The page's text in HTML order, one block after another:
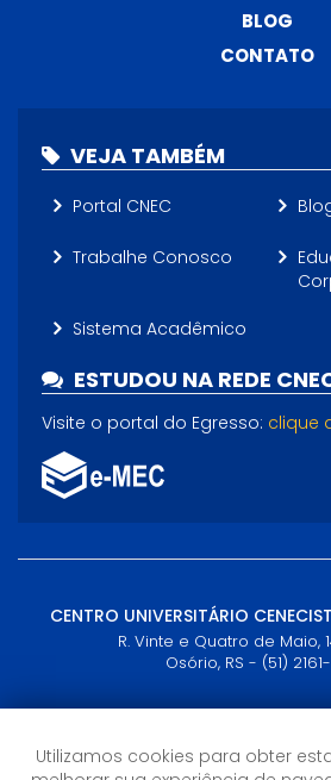
BLOG
CONTATO
VEJA TAMBÉM
Portal CNEC
Trabalhe Conosco
Sistema Acadêmico
ESTUDOU NA REDE
Visite o portal do Egresso: clique
CENTRO UNIVERSITÁRIO
R. Vinte e Quatro de Maio,
Osório, RS - (51)
Semana: 09h às
Utilizamos cookies para obter